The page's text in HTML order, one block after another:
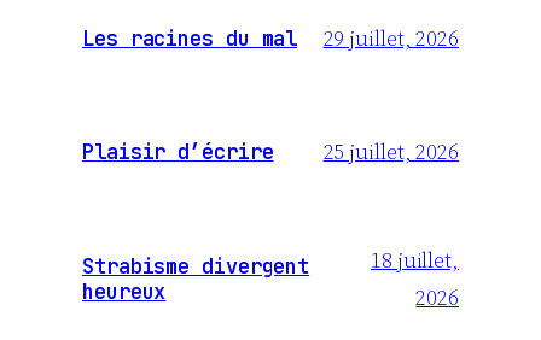
Les racines du mal 29 juillet, 2026
Plaisir d’écrire 25 juillet, 2026
Strabisme divergent
heureux
18 juillet,
2026